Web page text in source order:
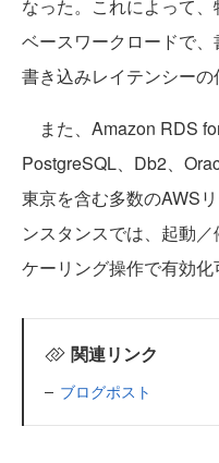
なった。これによって
ベースワークロードで
書き込みレイテンシーの
また、Amazon RDS
PostgreSQL、Db2、
東京を含む多数のAWS
ンスタンスでは、起動
ケーリング操作で有効化
関連リンク
ブログポスト